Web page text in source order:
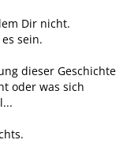
Dir nicht.
sein.
dieser Geschichte
oder was sich